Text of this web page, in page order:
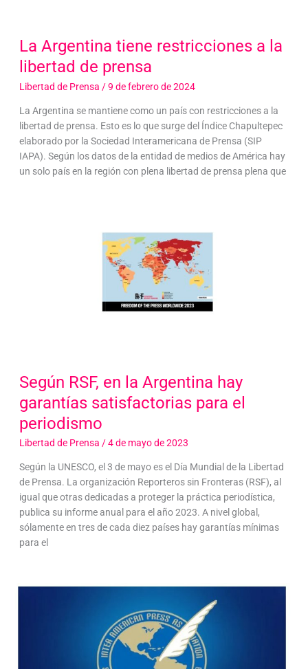
La Argentina tiene restricciones a la
libertad de prensa
Libertad de Prensa /9 de febrero de 2024
La Argentina se mantiene como un país con restricciones a la
libertad de prensa. Esto es lo que surge del Índice Chapultepec
elaborado por la Sociedad Interamericana de Prensa (SIP
IAPA). Según los datos de la entidad de medios de América hay
un solo país en la región con plena libertad de prensa plena que
Según RSF, en la Argentina hay
garantías satisfactorias para el
periodismo
Libertad de Prensa /4 de mayo de 2023
Según la UNESCO, el 3 de mayo es el Día Mundial de la Libertad
de Prensa. La organización Reporteros sin Fronteras (RSF), al
igual que otras dedicadas a proteger la práctica periodística,
publica su informe anual para el año 2023. A nivel global,
sólamente en tres de cada diez países hay garantías mínimas
para el